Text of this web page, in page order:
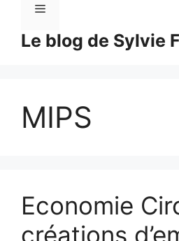
Le blog de Sylvie
Menu
MIPS
Economie
créations